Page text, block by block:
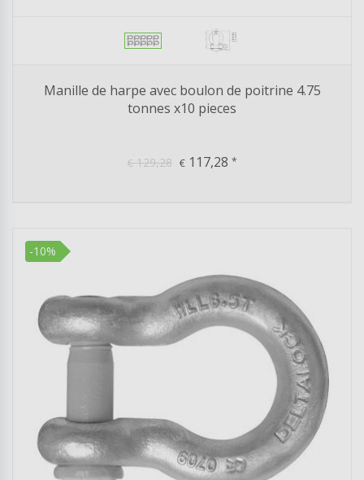
Manille de harpe avec boulon de poitrine 4.75
tonnes x10 pieces
€129,28 €117,28 *
-10%